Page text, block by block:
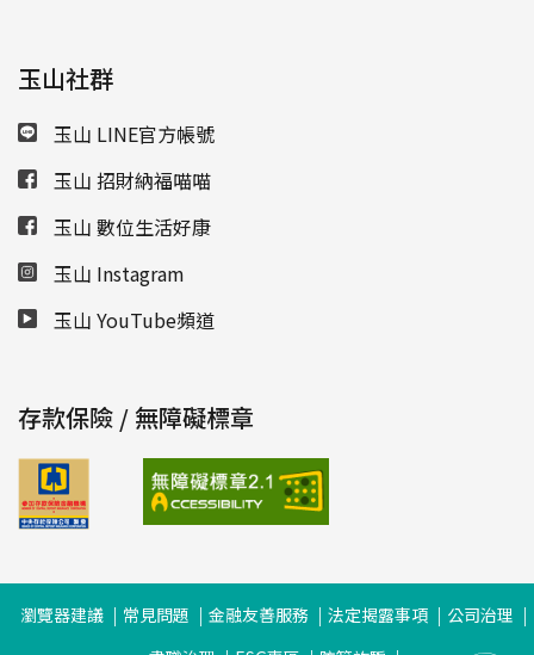
玉山社群
玉山 LINE官方帳號
玉山 招財納福喵喵
玉山 數位生活好康
玉山 Instagram
玉山 YouTube頻道
存款保險 / 無障礙標章
瀏覽器建議 常見問題 金融友善服務 法定揭露事項
公司治理